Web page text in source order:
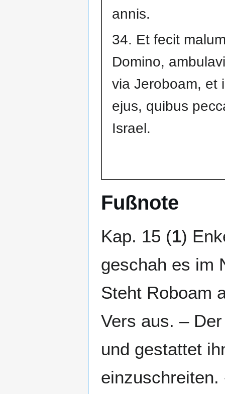
annis.
34. Et fecit
Domino,
via Jeroboam, et
ejus, quibus
Israel.
Fußnote
Kap. 15 (1)
geschah es im
Steht Roboam
Vers aus. –
und gestattet
einzuschreiten.